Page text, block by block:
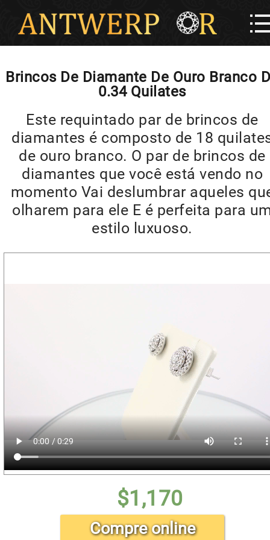
Brincos De Diamante De Ouro Branco
0.34 Quilates
Este requintado par de brincos de
diamantes é composto de 18
de ouro branco. O par de brincos de
diamantes que você está vendo no
momento Vai deslumbrar aqueles
olharem para ele E é perfeita para
estilo luxuoso.
$1,170
Compre online